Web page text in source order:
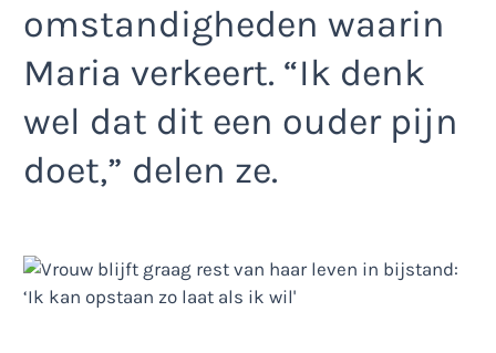
omstandigheden waarin
Maria verkeert. “Ik denk
wel dat dit een ouder pijn
doet,” delen ze.